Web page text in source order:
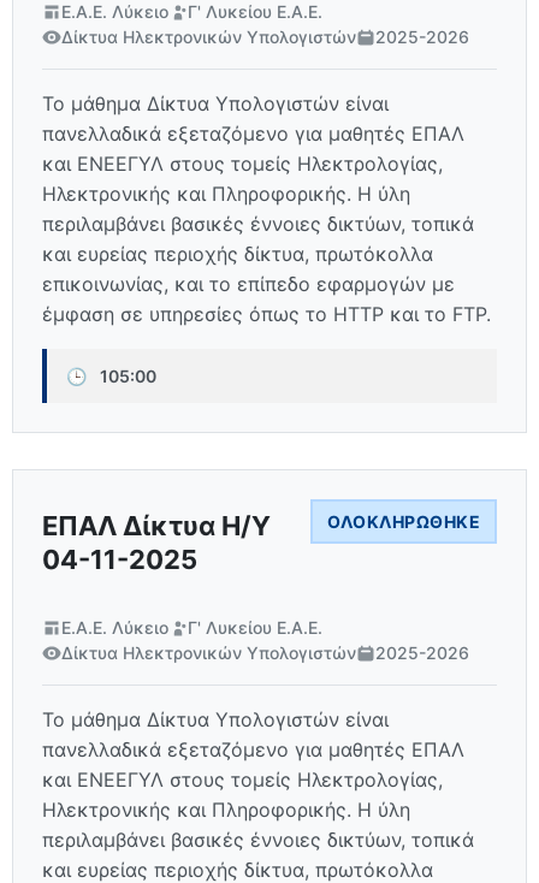
Ε.Α.Ε. Λύκειο
Γ' Λυκείου Ε.Α.Ε.
Δίκτυα Ηλεκτρονικών Υπολογιστών
2025-2026
Το μάθημα Δίκτυα Υπολογιστών είναι
πανελλαδικά εξεταζόμενο για μαθητές ΕΠΑΛ
και ΕΝΕΕΓΥΛ στους τομείς Ηλεκτρολογίας,
Ηλεκτρονικής και Πληροφορικής. Η ύλη
περιλαμβάνει βασικές έννοιες δικτύων, τοπικά
και ευρείας περιοχής δίκτυα, πρωτόκολλα
επικοινωνίας, και το επίπεδο εφαρμογών με
έμφαση σε υπηρεσίες όπως το HTTP και το FTP.
🕒 105:00
ΕΠΑΛ Δίκτυα Η/Υ
04-11-2025
ΟΛΟΚΛΗΡΏΘΗΚΕ
Ε.Α.Ε. Λύκειο
Γ' Λυκείου Ε.Α.Ε.
Δίκτυα Ηλεκτρονικών Υπολογιστών
2025-2026
Το μάθημα Δίκτυα Υπολογιστών είναι
πανελλαδικά εξεταζόμενο για μαθητές ΕΠΑΛ
και ΕΝΕΕΓΥΛ στους τομείς Ηλεκτρολογίας,
Ηλεκτρονικής και Πληροφορικής. Η ύλη
περιλαμβάνει βασικές έννοιες δικτύων, τοπικά
και ευρείας περιοχής δίκτυα, πρωτόκολλα